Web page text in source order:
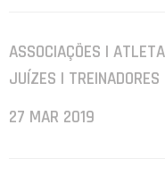
ASSOCIAÇÕES |
JUÍZES | TREINADORES
27 MAR 2019